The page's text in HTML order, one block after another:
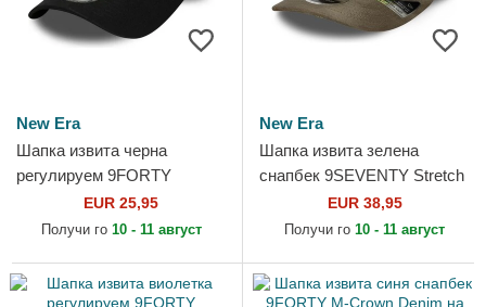
New Era
Шапка извита черна
регулируем 9FORTY
Wordmark на Valentino
Rossi VR46 MotoGP от New
EUR 25,95
Получи го 10 - 11 август
New Era
Шапка извита зелена
снапбек 9SEVENTY Stretch
Snap Flawless на Valentino
Rossi VR46 MotoGP от New
EUR 38,95
Получи го 10 - 11 август